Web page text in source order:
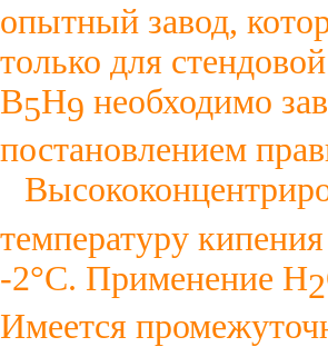
опытный завод,
только для
В5Н9 необходимо
постановлением
температуру
-2°С. Применение Н2
Имеется